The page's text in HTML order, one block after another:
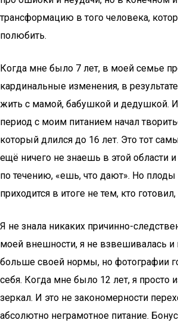
трансформацию в того человека,
полюбить.
Когда мне было 7 лет, в моей семье
кардинальные изменения, в
жить с мамой, бабушкой и дедушкой.
период с моим питанием начал
который длился до 16 лет. Это тот
ещё ничего не знаешь в этой области
по течению, «ешь, что дают». Но
приходится в итоге не тем, кто
Я не знала никаких причинно-
моей внешности, я не взвешивалась и
больше своей нормы, но фотографии
себя. Когда мне было 12 лет, я просто
зеркал. И это не закономерности
абсолютно неграмотное питание.